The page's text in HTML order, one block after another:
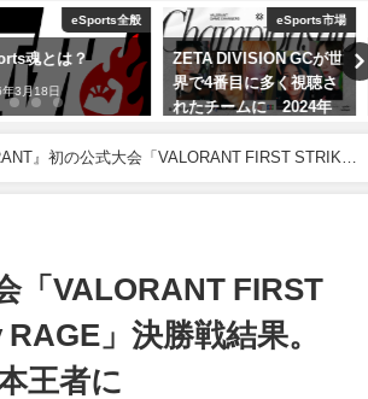
eSports市場
ZETA DIVISION GCが世
界で4番目に多く視聴さ
れたチームに 2024年
2026年3月19日
IEM
2026年3月18日
』初の公式大会「VALORANT FIRST STRIKE
「VALORANT FIRST
」決勝戦結果。
王者に